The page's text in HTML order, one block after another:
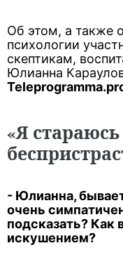
Об этом, а также
психологии
скептикам,
Юлианна
«Я
- Юлианна,
очень
подсказать? Как
искушением?